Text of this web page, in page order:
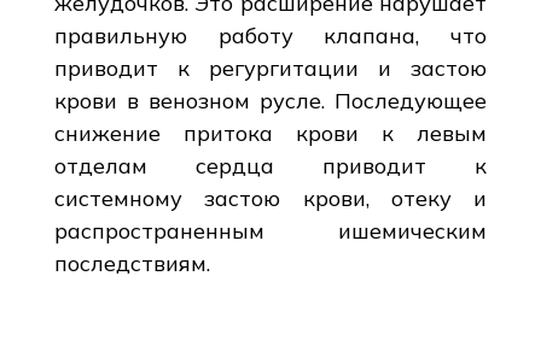
правильную работу клапана, что
приводит к регургитации и застою
крови в венозном русле. Последующее
снижение притока крови к левым
отделам сердца приводит к
системному застою крови, отеку и
распространенным ишемическим
последствиям.